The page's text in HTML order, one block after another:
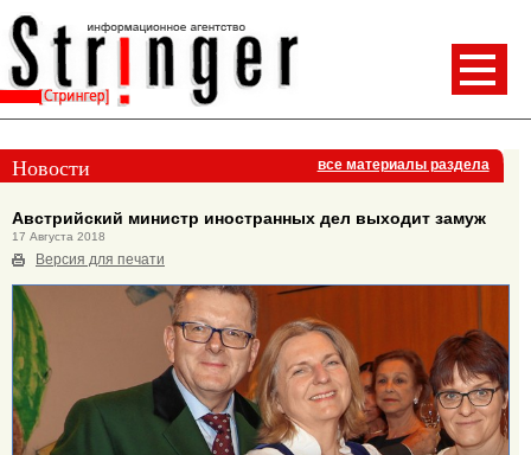
Новости все материалы раздела
Австрийский министр иностранных дел выходит замуж
17 Августа 2018
Версия для печати